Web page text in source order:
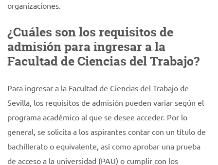
organizaciones.
¿Cuáles son los requisitos de
admisión para ingresar a la
Facultad de Ciencias del Trabajo?
Para ingresar a la Facultad de Ciencias del Trabajo de
Sevilla, los requisitos de admisión pueden variar según el
programa académico al que se desee acceder. Por lo
general, se solicita a los aspirantes contar con un título de
bachillerato o equivalente, así como aprobar una prueba
de acceso a la universidad (PAU) o cumplir con los